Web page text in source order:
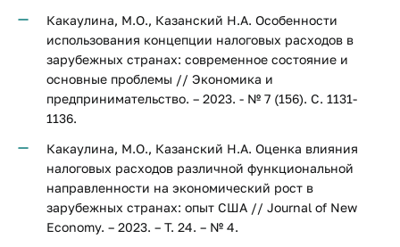
Какаулина, М.О., Казанский Н.А. Особенности
использования концепции налоговых расходов в
зарубежных странах: современное состояние и
основные проблемы // Экономика и
предпринимательство. – 2023. - № 7 (156). С. 1131-
1136.
Какаулина, М.О., Казанский Н.А. Оценка влияния
налоговых расходов различной функциональной
направленности на экономический рост в
зарубежных странах: опыт США // Journal of New
Economy. – 2023. – Т. 24. – № 4.